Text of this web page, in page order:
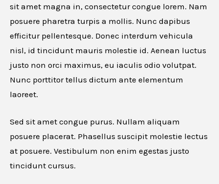
Cancel
sit amet magna in, consectetur congue lorem. Nam
posuere pharetra turpis a mollis. Nunc dapibus
efficitur pellentesque. Donec interdum vehicula
nisl, id tincidunt mauris molestie id. Aenean luctus
justo non orci maximus, eu iaculis odio volutpat.
Nunc porttitor tellus dictum ante elementum
laoreet.
Sed sit amet congue purus. Nullam aliquam
posuere placerat. Phasellus suscipit molestie lectus
at posuere. Vestibulum non enim egestas justo
tincidunt cursus.